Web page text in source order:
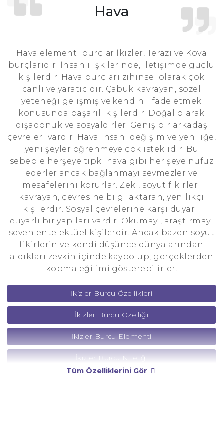
Hava
Hava elementi burçlar İkizler, Terazi ve Kova
burçlarıdır. İnsan ilişkilerinde, iletişimde güçlü
kişilerdir. Hava burçları zihinsel olarak çok
canlı ve yaratıcıdır. Çabuk kavrayan, sözel
yeteneği gelişmiş ve kendini ifade etmek
konusunda başarılı kişilerdir. Doğal olarak
dışadönük ve sosyaldirler. Geniş bir arkadaş
çevreleri vardır. Hava insanı değişim ve yeniliğe,
yeni şeyler öğrenmeye çok isteklidir. Bu
sebeple herşeye tıpkı hava gibi her şeye nüfuz
ederler ancak bağlanmayı sevmezler ve
mesafelerini korurlar. Zeki, soyut fikirleri
kavrayan, çevresine bilgi aktaran, yenilikçi
kişilerdir. Sosyal çevrelerine karşı duyarlı
duyarlı bir yapıları vardır. Okumayı, araştırmayı
seven entelektüel kişilerdir. Ancak bazen soyut
fikirlerin ve kendi düşünce dünyalarından
aldıkları zevkin içinde kaybolup, gerçeklerden
kopma eğilimi gösterebilirler.
İkizler Burcu Özellikleri
İkizler Burcu Özelliği
İkizler Burcu Elementi
İkizler Burcu Niteliği
Tüm Özelliklerini Gör